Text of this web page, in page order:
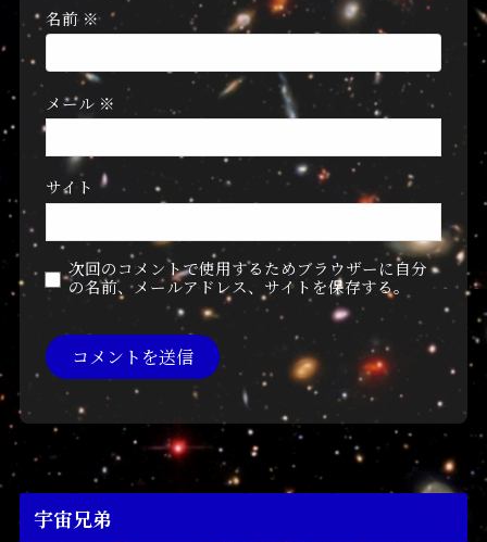
名前 ※
メール ※
サイト
次回のコメントで使用するためブラウザーに自分
の名前、メールアドレス、サイトを保存する。
宇宙兄弟